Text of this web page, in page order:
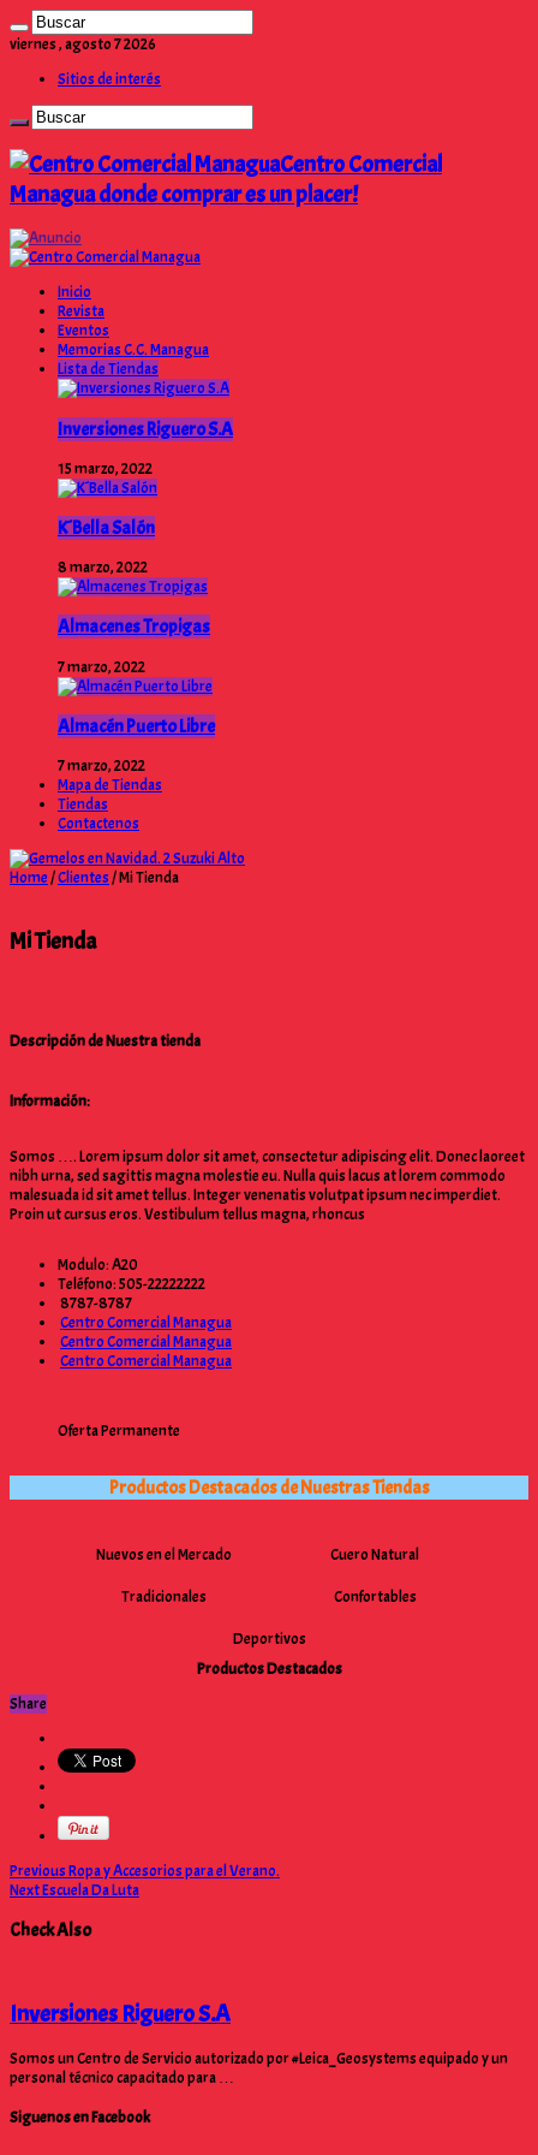
viernes , agosto 7 2026
Sitios de interés
Centro Comercial
Managua donde comprar es un placer!
Inicio
Revista
Eventos
Memorias C.C. Managua
Lista de Tiendas
Inversiones Riguero S.A
15 marzo, 2022
K´Bella Salón
8 marzo, 2022
Almacenes Tropigas
7 marzo, 2022
Almacén Puerto Libre
7 marzo, 2022
Mapa de Tiendas
Tiendas
Contactenos
Home/Clientes/Mi Tienda
Mi Tienda
Descripción de Nuestra tienda
Información:
Somos …. Lorem ipsum dolor sit amet, consectetur adipiscing elit. Donec laoreet
nibh urna, sed sagittis magna molestie eu. Nulla quis lacus at lorem commodo
malesuada id sit amet tellus. Integer venenatis volutpat ipsum nec imperdiet.
Proin ut cursus eros. Vestibulum tellus magna, rhoncus
Modulo: A20
Teléfono: 505-22222222
8787-8787
Centro Comercial Managua
Centro Comercial Managua
Centro Comercial Managua
Oferta Permanente
Productos Destacados de Nuestras Tiendas
Nuevos en el Mercado Cuero Natural
Tradicionales Confortables
Deportivos
Productos Destacados
Share
PreviousRopa y Accesorios para el Verano.
NextEscuela Da Luta
Check Also
Inversiones Riguero S.A
Somos un Centro de Servicio autorizado por #Leica_Geosystems equipado y un
personal técnico capacitado para …
Siguenos en Facebook